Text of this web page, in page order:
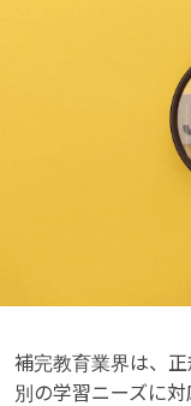
補完教育業界は、
別の学習ニーズに対